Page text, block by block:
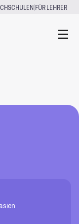
|FÜR LEHRER